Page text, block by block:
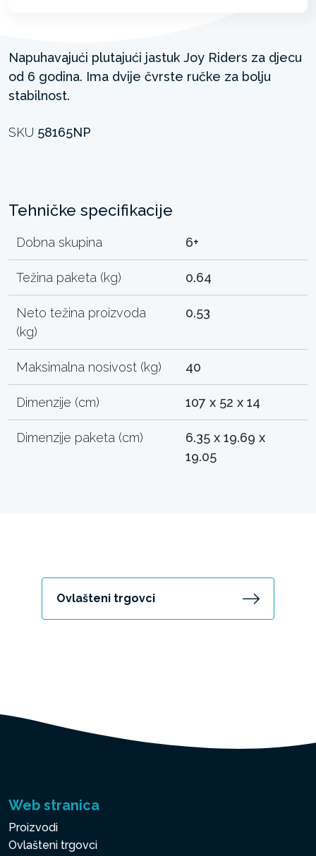
Napuhavajući plutajući jastuk Joy Riders za djecu
od 6 godina. Ima dvije čvrste ručke za bolju
stabilnost.
SKU 58165NP
Tehničke specifikacije
Dobna skupina 6+
Težina paketa (kg) 0.64
Neto težina proizvoda
(kg)
0.53
Maksimalna nosivost (kg) 40
Dimenzije (cm) 107 x 52 x 14
Dimenzije paketa (cm)
6.35 x 19.69 x
19.05
Ovlašteni trgovci
Web stranica
Proizvodi
Ovlašteni trgovci